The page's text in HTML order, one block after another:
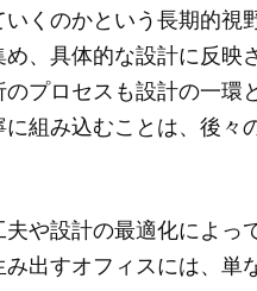
くのかという長期的視
、具体的な設計に反映
プロセスも設計の一環
組み込むことは、後々
や設計の最適化によっ
出すオフィスには、単